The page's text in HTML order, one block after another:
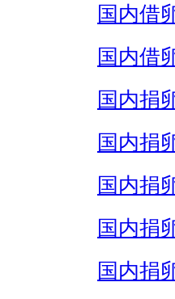
国内借
国内借
国内捐
国内捐
国内捐
国内捐
国内捐